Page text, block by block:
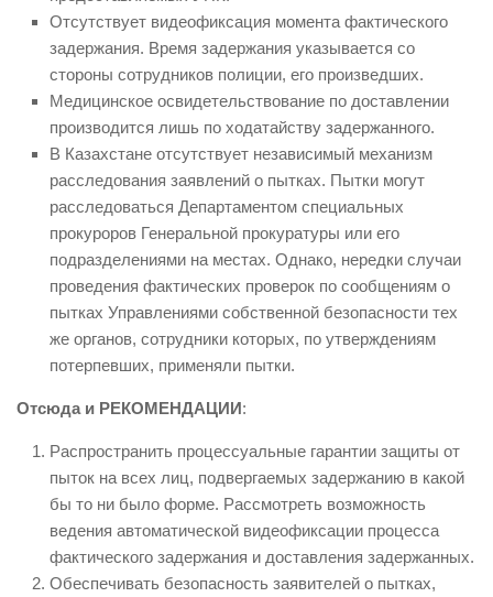
Отсутствует видеофиксация момента фактического
задержания. Время задержания указывается со
стороны сотрудников полиции, его произведших.
Медицинское освидетельствование по доставлении
производится лишь по ходатайству задержанного.
В Казахстане отсутствует независимый механизм
расследования заявлений о пытках. Пытки могут
расследоваться Департаментом специальных
прокуроров Генеральной прокуратуры или его
подразделениями на местах. Однако, нередки случаи
проведения фактических проверок по сообщениям о
пытках Управлениями собственной безопасности тех
же органов, сотрудники которых, по утверждениям
потерпевших, применяли пытки.
Отсюда и РЕКОМЕНДАЦИИ:
Распространить процессуальные гарантии защиты от
пыток на всех лиц, подвергаемых задержанию в какой
бы то ни было форме. Рассмотреть возможность
ведения автоматической видеофиксации процесса
фактического задержания и доставления задержанных.
Обеспечивать безопасность заявителей о пытках,